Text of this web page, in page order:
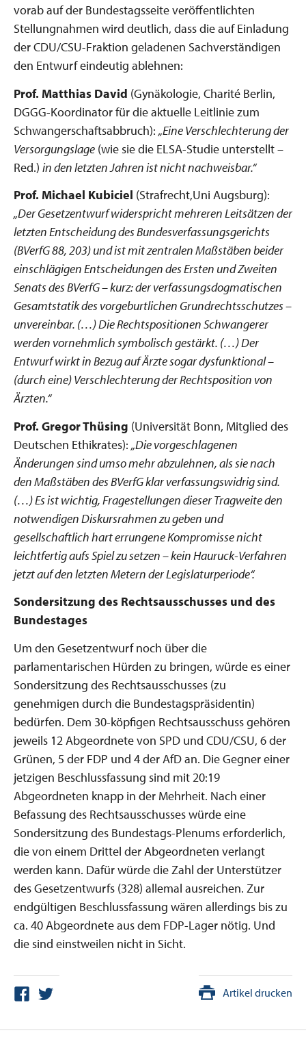
vorab auf der Bundestagsseite veröffentlichten
Stellungnahmen wird deutlich, dass die auf Einladung
der CDU/CSU-Fraktion geladenen Sachverständigen
den Entwurf eindeutig ablehnen:
Prof. Matthias David (Gynäkologie, Charité Berlin,
DGGG-Koordinator für die aktuelle Leitlinie zum
Schwangerschaftsabbruch): „Eine Verschlechterung der
Versorgungslage (wie sie die ELSA-Studie unterstellt –
Red.) in den letzten Jahren ist nicht nachweisbar.“
Prof. Michael Kubiciel (Strafrecht,Uni Augsburg):
„Der Gesetzentwurf widerspricht mehreren Leitsätzen der
letzten Entscheidung des Bundesverfassungsgerichts
(BVerfG 88, 203) und ist mit zentralen Maßstäben beider
einschlägigen Entscheidungen des Ersten und Zweiten
Senats des BVerfG – kurz: der verfassungsdogmatischen
Gesamtstatik des vorgeburtlichen Grundrechtsschutzes –
unvereinbar. (…) Die Rechtspositionen Schwangerer
werden vornehmlich symbolisch gestärkt. (…) Der
Entwurf wirkt in Bezug auf Ärzte sogar dysfunktional –
(durch eine) Verschlechterung der Rechtsposition von
Ärzten.“
Prof. Gregor Thüsing (Universität Bonn, Mitglied des
Deutschen Ethikrates): „Die vorgeschlagenen
Änderungen sind umso mehr abzulehnen, als sie nach
den Maßstäben des BVerfG klar verfassungswidrig sind.
(…) Es ist wichtig, Fragestellungen dieser Tragweite den
notwendigen Diskursrahmen zu geben und
gesellschaftlich hart errungene Kompromisse nicht
leichtfertig aufs Spiel zu setzen – kein Hauruck-Verfahren
jetzt auf den letzten Metern der Legislaturperiode“.
Sondersitzung des Rechtsausschusses und des
Bundestages
Um den Gesetzentwurf noch über die
parlamentarischen Hürden zu bringen, würde es einer
Sondersitzung des Rechtsausschusses (zu
genehmigen durch die Bundestagspräsidentin)
bedürfen. Dem 30-köpfigen Rechtsausschuss gehören
jeweils 12 Abgeordnete von SPD und CDU/CSU, 6 der
Grünen, 5 der FDP und 4 der AfD an. Die Gegner einer
jetzigen Beschlussfassung sind mit 20:19
Abgeordneten knapp in der Mehrheit. Nach einer
Befassung des Rechtsausschusses würde eine
Sondersitzung des Bundestags-Plenums erforderlich,
die von einem Drittel der Abgeordneten verlangt
werden kann. Dafür würde die Zahl der Unterstützer
des Gesetzentwurfs (328) allemal ausreichen. Zur
endgültigen Beschlussfassung wären allerdings bis zu
ca. 40 Abgeordnete aus dem FDP-Lager nötig. Und
die sind einstweilen nicht in Sicht.
Artikel drucken